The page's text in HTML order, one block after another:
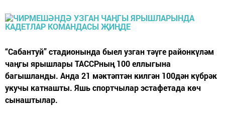
“Сабантуй” стадионында быел узган тәүге районкүләм
чаңгы ярышлары ТАССРның 100 еллыгына
багышланды. Анда 21 мәктәптән килгән 100дән күбрәк
укучы катнашты. Яшь спортчылар эстафетада көч
сынаштылар.